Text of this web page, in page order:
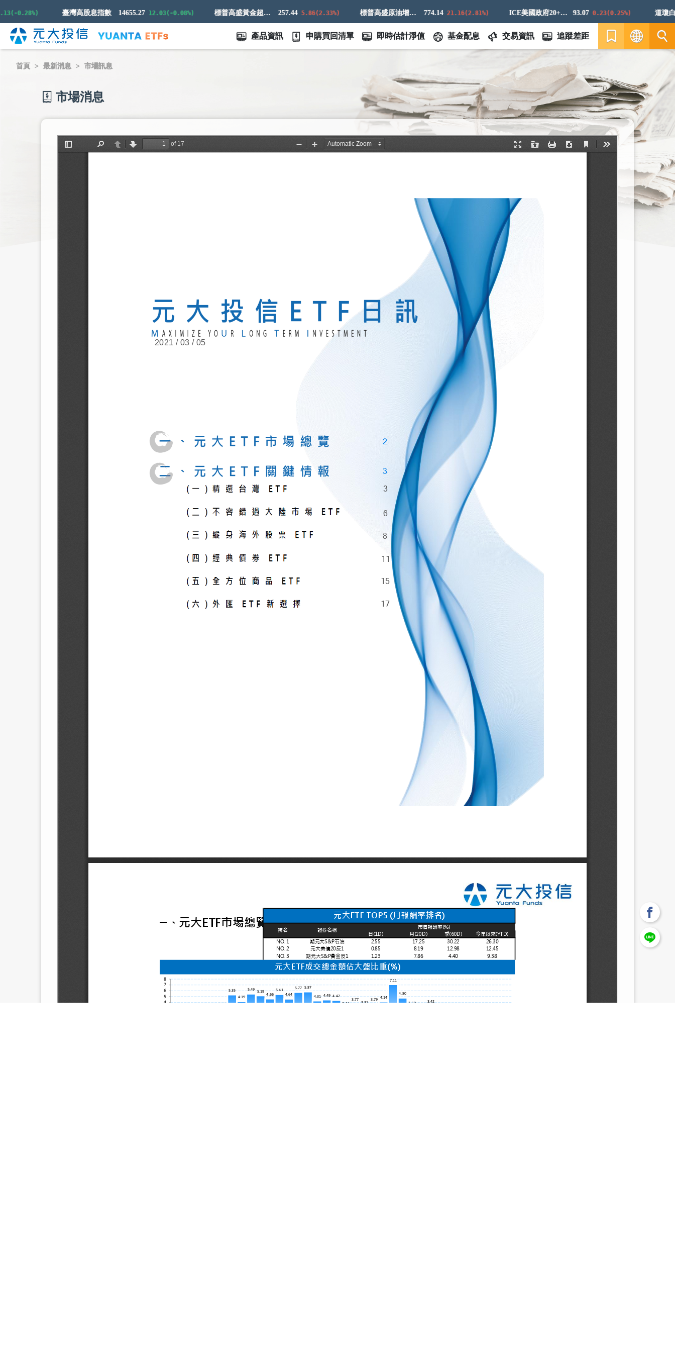
臺灣高股息指數 14655.27 12.03(-0.08%) 標普高盛黃金超額回報指數 257.44 5.86(2.33%) 標普高盛原油增強超額回報指數 774.14 21.16(2.81%) ICE美國政府20+年期債券指數 93.07 0.23(0.25%) 道瓊白銀
產品資訊 申購買回清單 即時估計淨值 基金配息 交易資訊 追蹤差距
EN
首頁 最新消息 市場訊息
市場消息